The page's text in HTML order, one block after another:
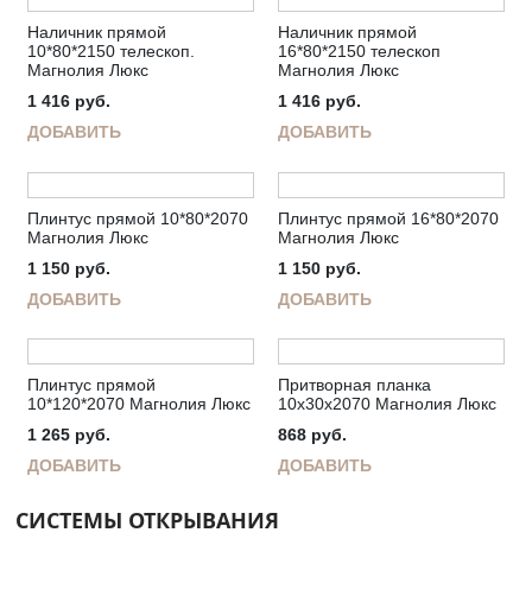
Наличник прямой
10*80*2150 телескоп.
Магнолия Люкс
1 416 руб.
ДОБАВИТЬ
Наличник прямой
16*80*2150 телескоп
Магнолия Люкс
1 416 руб.
ДОБАВИТЬ
Плинтус прямой 10*80*2070
Магнолия Люкс
1 150 руб.
ДОБАВИТЬ
Плинтус прямой 16*80*2070
Магнолия Люкс
1 150 руб.
ДОБАВИТЬ
Плинтус прямой
10*120*2070 Магнолия Люкс
1 265 руб.
ДОБАВИТЬ
Притворная планка
10х30х2070 Магнолия Люкс
868 руб.
ДОБАВИТЬ
СИСТЕМЫ ОТКРЫВАНИЯ